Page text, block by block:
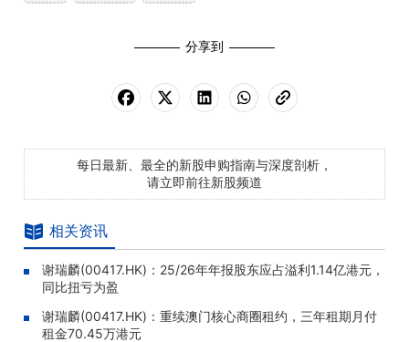
分享到
每日最新、最全的新股申购指南与深度剖析，
请立即前往新股频道
相关资讯
谢瑞麟(00417.HK)：25/26年年报股东应占溢利1.14亿港元，
同比扭亏为盈
谢瑞麟(00417.HK)：重续澳门核心商圈租约，三年租期月付
租金70.45万港元